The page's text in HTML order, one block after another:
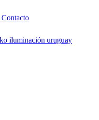
Contacto